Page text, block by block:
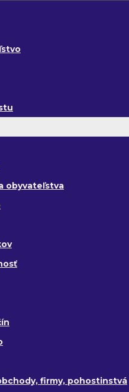
obyvateľstva
firmy, pohostinstvá